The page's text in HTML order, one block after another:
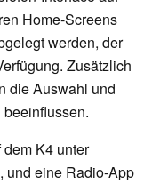
Home-Screens
werden, der
Zusätzlich
die Auswahl und
K4 unter
und eine Radio-App